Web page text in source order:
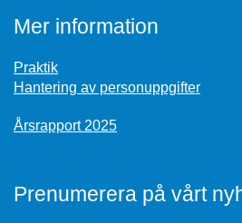
Mer information
Praktik
Hantering av personuppgifter
Årsrapport 2025
Prenumerera på vårt